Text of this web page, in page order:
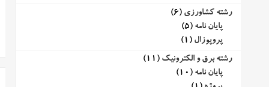
رشته کشاورزی (6)
پایان نامه (5)
پروپوزال (1)
رشته برق و الکترونیک (11)
پایان نامه (10)